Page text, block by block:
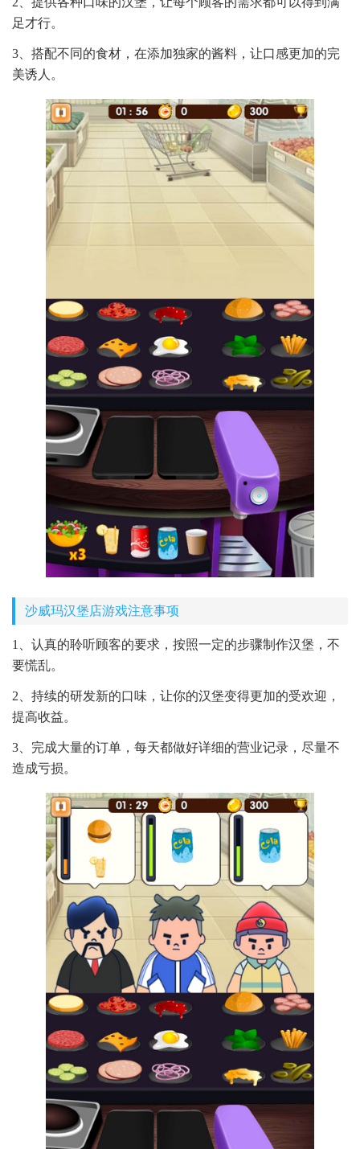
足才行。
3、搭配不同的食材，在添加独家的酱料，让口感更加的完
美诱人。
沙威玛汉堡店游戏注意事项
1、认真的聆听顾客的要求，按照一定的步骤制作汉堡，不
要慌乱。
2、持续的研发新的口味，让你的汉堡变得更加的受欢迎，
提高收益。
3、完成大量的订单，每天都做好详细的营业记录，尽量不
造成亏损。